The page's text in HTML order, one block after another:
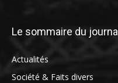
Le sommaire du journal
Actualités
Société & Faits divers